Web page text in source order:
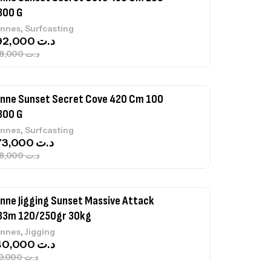
G
, Surfcasting
د.ت768,000
د.ت
Sunset Secret Cove 420 Cm 100
G
, Surfcasting
د.ت748,000
د.ت
Jigging Sunset Massive Attack
120/250gr 30kg
,Jigging
د.ت379,000
د.ت